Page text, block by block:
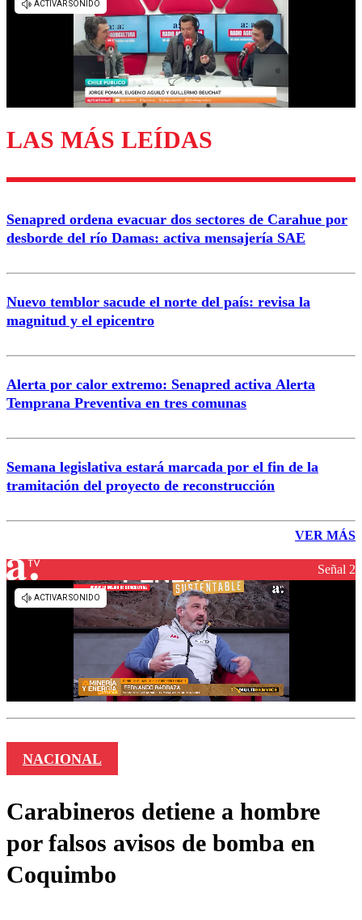
diálogo respetuoso.
Enviar comentario
LAS MÁS LEÍDAS
Senapred ordena evacuar dos sectores de Carahue por
desborde del río Damas: activa mensajería SAE
Nuevo temblor sacude el norte del país: revisa la
magnitud y el epicentro
Alerta por calor extremo: Senapred activa Alerta
Temprana Preventiva en tres comunas
Semana legislativa estará marcada por el fin de la
tramitación del proyecto de reconstrucción
VER MÁS
Señal 2
NACIONAL
Carabineros detiene a hombre
por falsos avisos de bomba en
Coquimbo